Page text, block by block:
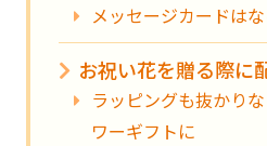
メッセージカードは
お祝い花を贈る際に
ラッピングも抜かり
ワーギフトに